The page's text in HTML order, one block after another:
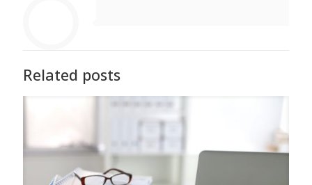
Related posts